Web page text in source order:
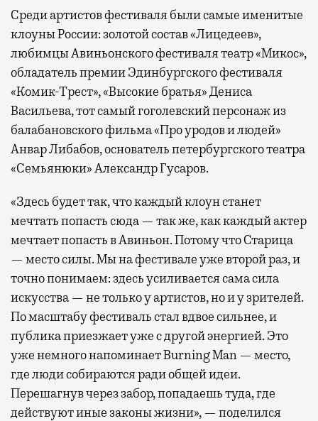
Среди артистов фестиваля были самые именитые
клоуны России: золотой состав «Лицедеев»,
любимцы Авиньонского фестиваля театр «Микос»,
обладатель премии Эдинбургского фестиваля
«Комик-Трест», «Высокие братья» Дениса
Васильева, тот самый гоголевский персонаж из
балабановского фильма «Про уродов и людей»
Анвар Либабов, основатель петербургского театра
«Семьянюки» Александр Гусаров.
«Здесь будет так, что каждый клоун станет
мечтать попасть сюда — так же, как каждый актер
мечтает попасть в Авиньон. Потому что Старица
— место силы. Мы на фестивале уже второй раз, и
точно понимаем: здесь усиливается сама сила
искусства — не только у артистов, но и у зрителей.
По масштабу фестиваль стал вдвое сильнее, и
публика приезжает уже с другой энергией. Это
уже немного напоминает Burning Man — место,
где люди собираются ради общей идеи.
Перешагнув через забор, попадаешь туда, где
действуют иные законы жизни», — поделился